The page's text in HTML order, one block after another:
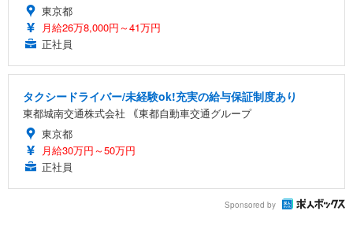
東京都
月給26万8,000円～41万円
正社員
タクシードライバー/未経験ok!充実の給与保証制度あり
東都城南交通株式会社 ｟東都自動車交通グループ
東京都
月給30万円～50万円
正社員
Sponsored by